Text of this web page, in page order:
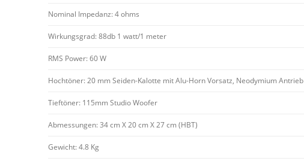
Nominal Impedanz: 4 ohms
Wirkungsgrad: 88db 1 watt/1 meter
RMS Power: 60 W
Hochtöner: 20 mm Seiden-Kalotte mit Alu-Horn Vorsatz, Neodymium Antrieb
Tieftöner: 115mm Studio Woofer
Abmessungen: 34 cm X 20 cm X 27 cm (HBT)
Gewicht: 4.8 Kg